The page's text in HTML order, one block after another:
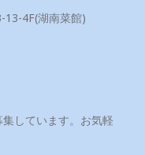
13-4F(湖南菜館)
しています。お気軽